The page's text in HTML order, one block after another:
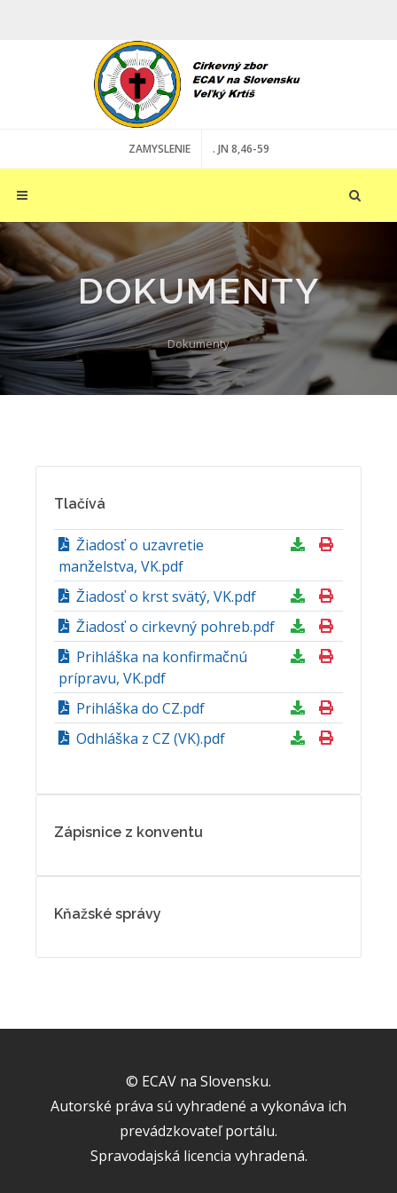
ZAMYSLENIE . JN 8,46-59
DOKUMENTY
Dokumenty
Tlačívá
Žiadosť o uzavretie
manželstva, VK.pdf
Žiadosť o krst svätý, VK.pdf
Žiadosť o cirkevný pohreb.pdf
Prihláška na konfirmačnú
prípravu, VK.pdf
Prihláška do CZ.pdf
Odhláška z CZ (VK).pdf
Zápisnice z konventu
Kňažské správy
© ECAV na Slovensku.
Autorské práva sú vyhradené a vykonáva ich
prevádzkovateľ portálu.
Spravodajská licencia vyhradená.